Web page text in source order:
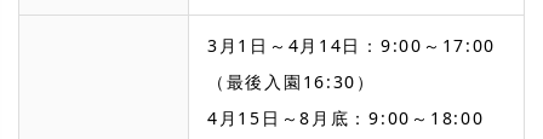
3月1日～4月14日：9:00～17:00
（最後入園16:30）
4月15日～8月底：9:00～18:00